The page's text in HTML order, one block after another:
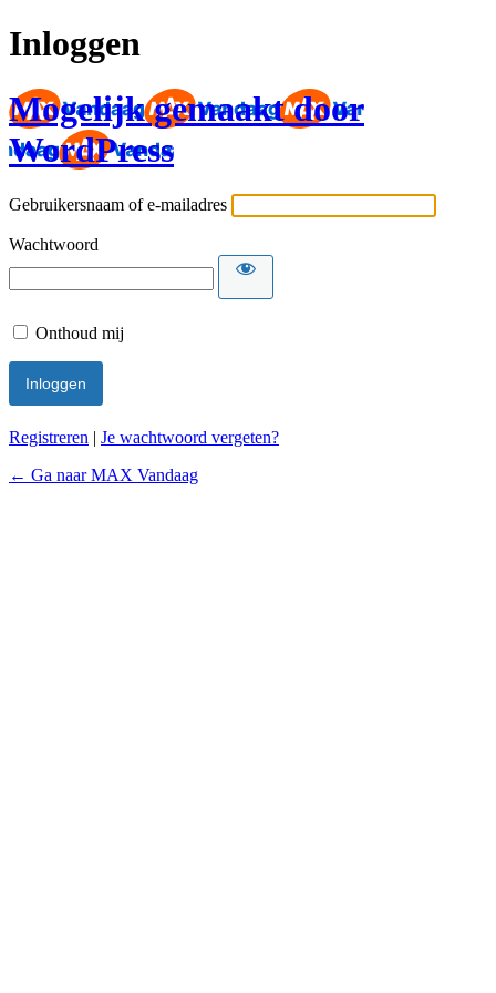
Inloggen
Mogelijk gemaakt door
WordPress
Gebruikersnaam of e-mailadres
Wachtwoord
Onthoud mij
Registreren | Je wachtwoord vergeten?
← Ga naar MAX Vandaag